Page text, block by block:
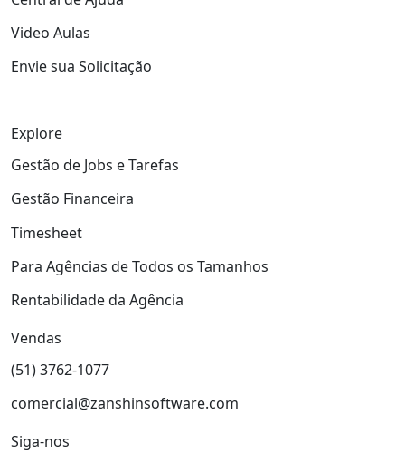
Video Aulas
Envie sua Solicitação
Explore
Gestão de Jobs e Tarefas
Gestão Financeira
Timesheet
Para Agências de Todos os Tamanhos
Rentabilidade da Agência
Vendas
(51) 3762-1077
comercial@zanshinsoftware.com
Siga-nos